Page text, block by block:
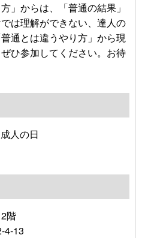
」からは、「普通の結果」
は理解ができない、達人の
通とは違うやり方」から現
ひ参加してください。お待
人の日
2階
4-13